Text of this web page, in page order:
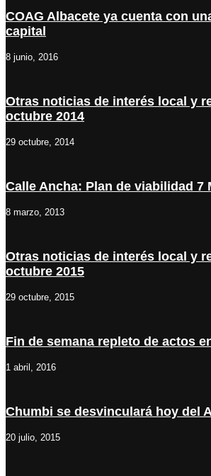
COAG Albacete ya cuenta con
capital
8 junio, 2016
Otras noticias de interés local y
octubre 2014
29 octubre, 2014
Calle Ancha: Plan de viabilidad 7
8 marzo, 2013
Otras noticias de interés local y
octubre 2015
29 octubre, 2015
Fin de semana repleto de actos
1 abril, 2016
Chumbi se desvinculará hoy del
20 julio, 2015